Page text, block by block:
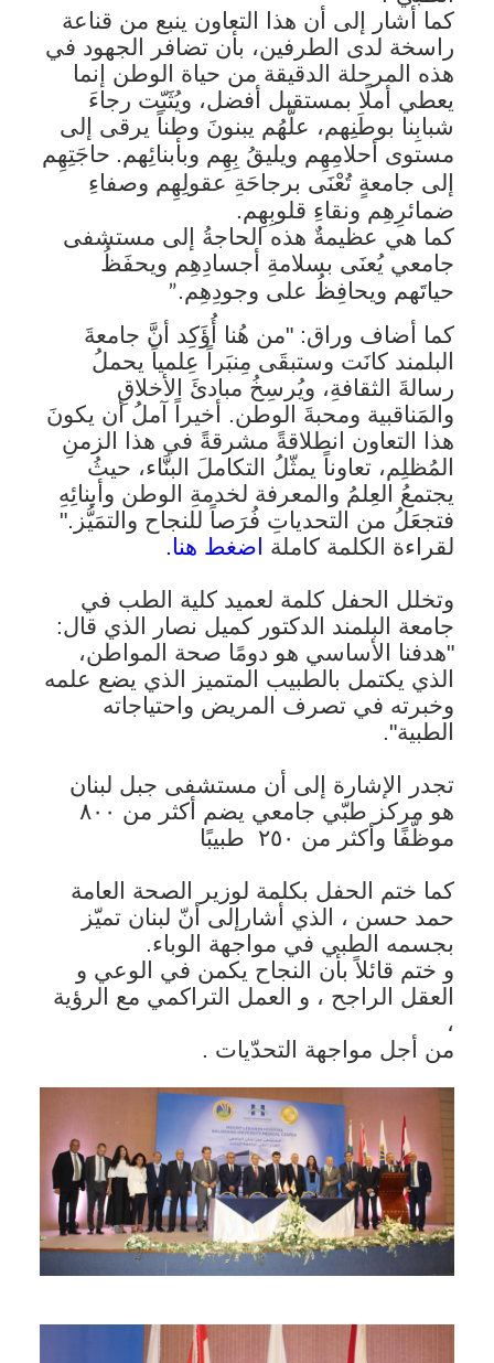
كما أشار إلى أن هذا التعاون ينبع من قناعة
راسخة لدى الطرفين، بأن تضافر الجهود في
هذه المرحلة الدقيقة من حياة الوطن إنما
يعطي أملًا بمستقبل أفضل، ويُثَبّت رجاءَ
شبابِنا بوطَنِهم، علَّهُم يبنونَ وطناً يرقى إلى
مستوى أحلامِهِم ويليقُ بِهِم وبأبنائِهم. حاجَتِهِم
إلى جامعةٍ تُعْنَى برجاحَةِ عقولِهِم وصفاءِ
ضمائرِهِم ونقاءِ قلوبِهِم.
كما هي عظيمةٌ هذه الحاجةُ إلى مستشفى
جامعي يُعنَى بسلامةِ أجسادِهِم ويحفَظُ
حياتَهم ويحافِظُ على وجودِهِم.”
كما أضاف وراق: "من هُنا أُؤَكِد أنَّ جامعةَ
البلمند كانَت وستبقَى مِنبَراً عِلمياً يحملُ
رسالةَ الثقافةِ، ويُرسِخُ مبادئَ الأخلاقِ
والمَناقبية ومحبةَ الوطن. أخيراً آملُ أن يكونَ
هذا التعاون انطلاقةً مشرقةً في هذا الزمنِ
المُظلِم، تعاوناً يمثّلُ التكاملَ البنَّاء، حيثُ
يجتمعُ العِلمُ والمعرفة لخدمةِ الوطن وأبنائِهِ
فتجعَلُ من التحدياتِ فُرَصاً للنجاح والتمَيُّز."
لقراءة الكلمة كاملة اضغط هنا.
وتخلل الحفل كلمة لعميد كلية الطب في
جامعة البلمند الدكتور كميل نصار الذي قال:
"هدفنا الأساسي هو دومًا صحة المواطن،
الذي يكتمل بالطبيب المتميز الذي يضع علمه
وخبرته في تصرف المريض واحتياجاته
الطبية".
تجدر الإشارة إلى أن مستشفى جبل لبنان
هو مركز طبّي جامعي يضم أكثر من ٨٠٠
موظّفًا وأكثر من ٢٥٠
طبيبًا
كما ختم الحفل بكلمة لوزير الصحة العامة
حمد حسن ، الذي أشارإلى أنّ لبنان تميّز
بجسمه الطبي في مواجهة الوباء.
و ختم قائلاً بأن النجاح يكمن في الوعي و
العقل الراجح ، و العمل التراكمي مع الرؤية
،
من أجل مواجهة التحدّيات .